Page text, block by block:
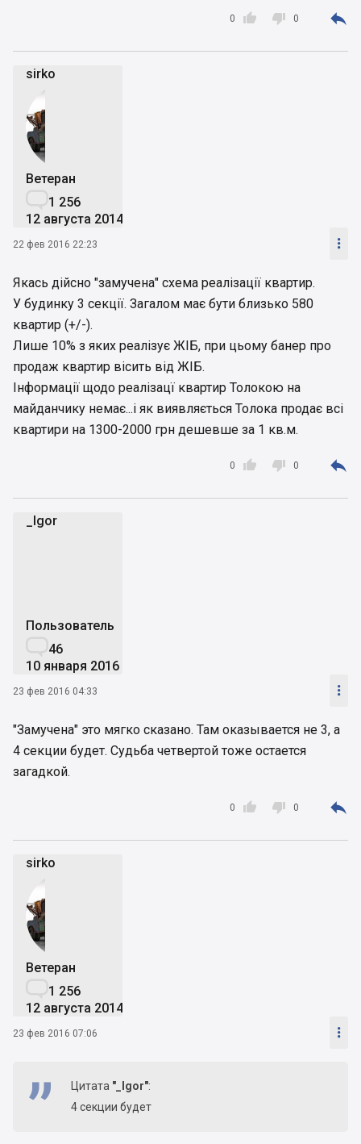

0  0 
sirko
Ветеран
1 256
12 августа 2014
22 фев 2016 22:23 
Якась дійсно "замучена" схема реалізації квартир.
У будинку 3 секції. Загалом має бути близько 580
квартир (+/-).
Лише 10% з яких реалізує ЖІБ, при цьому банер про
продаж квартир вісить від ЖІБ.
Інформації щодо реалізацї квартир Толокою на
майданчику немає...і як виявляється Толока продає всі
квартири на 1300-2000 грн дешевше за 1 кв.м.

0  0 
_Igor
Пользователь
46
10 января 2016
23 фев 2016 04:33 
"Замучена" это мягко сказано. Там оказывается не 3, а
4 секции будет. Судьба четвертой тоже остается
загадкой.

0  0 
sirko
Ветеран
1 256
12 августа 2014
23 фев 2016 07:06 
Цитата "_Igor":
4 секции будет